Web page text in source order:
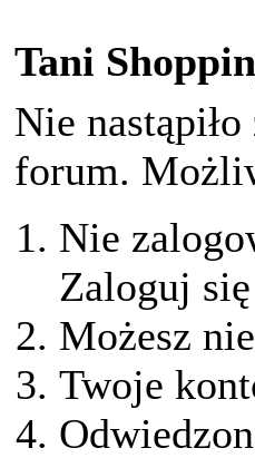
Tani
Nie
forum.
Nie
Zaloguj
Możesz
Twoje